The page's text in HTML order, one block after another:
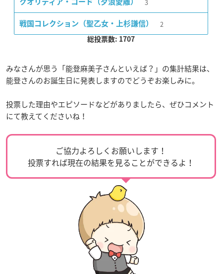
クオリディア・コード（夕浪愛離） 3
戦国コレクション（聖乙女・上杉謙信） 2
総投票数: 1707
みなさんが思う「能登麻美子さんといえば？」の集計結果は、
能登さんのお誕生日に発表しますのでどうぞお楽しみに。
投票した理由やエピソードなどがありましたら、ぜひコメント
にて教えてくださいね！
ご協力よろしくお願いします！
投票すれば現在の結果を見ることができるよ！